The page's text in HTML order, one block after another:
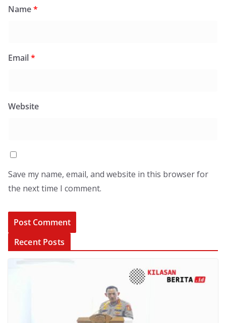
Name*
Email*
Website
Save my name, email, and website in this browser for
the next time I comment.
Recent Posts